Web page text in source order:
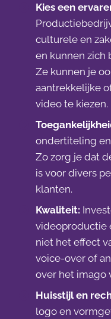
Kies een
culturele en
en kunnen zich
Ze kunnen je
aantrekkelijke
video te kiezen.
ondertiteling
Zo zorg je dat
is voor divers
klanten.
Kwaliteit:
videoproductie
niet het effect
voice-over of
over het imago
Huisstijl en
logo en